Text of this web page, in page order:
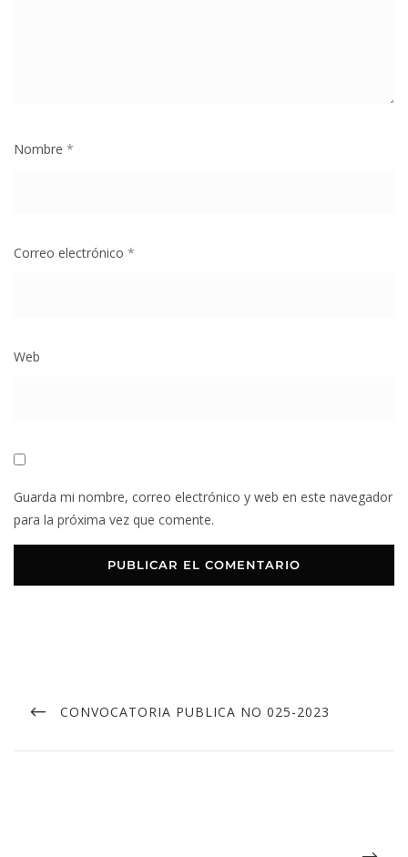
Nombre *
Correo electrónico *
Web
Guarda mi nombre, correo electrónico y web en este navegador
para la próxima vez que comente.
CONVOCATORIA PUBLICA NO 025-2023